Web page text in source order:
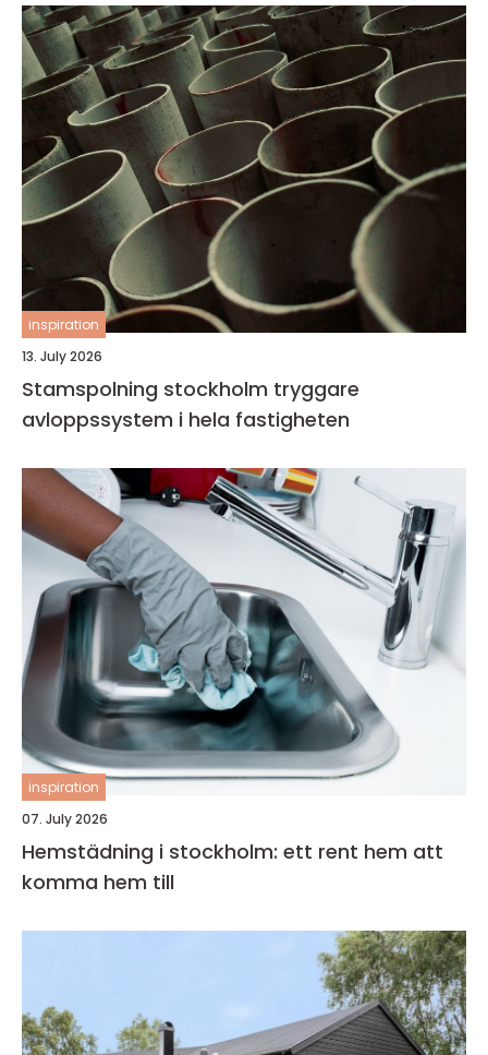
inspiration
13. July 2026
Stamspolning stockholm tryggare
avloppssystem i hela fastigheten
inspiration
07. July 2026
Hemstädning i stockholm: ett rent hem att
komma hem till